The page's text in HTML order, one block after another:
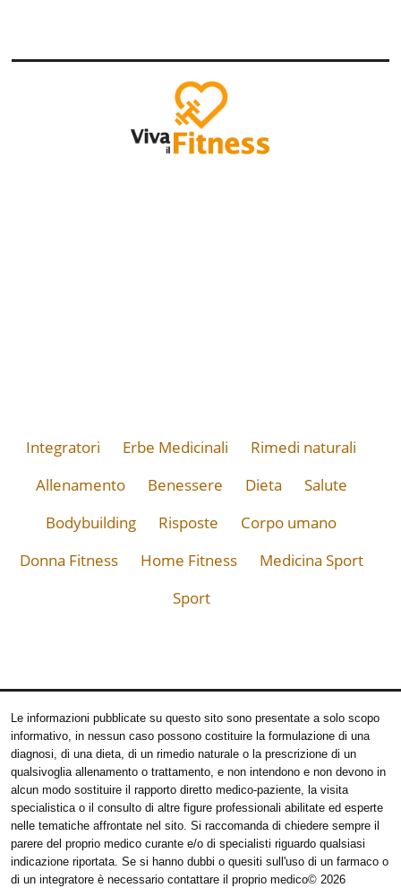
Integratori Erbe Medicinali
Rimedi naturali
Allenamento
Benessere Dieta
Salute
Bodybuilding
Risposte
Corpo umano
Donna Fitness
Home Fitness
Medicina Sport
Sport
Le informazioni pubblicate su questo sito sono presentate a solo scopo
informativo, in nessun caso possono costituire la formulazione di una
diagnosi, di una dieta, di un rimedio naturale o la prescrizione di un
qualsivoglia allenamento o trattamento, e non intendono e non devono in
alcun modo sostituire il rapporto diretto medico-paziente, la visita
specialistica o il consulto di altre figure professionali abilitate ed esperte
nelle tematiche affrontate nel sito. Si raccomanda di chiedere sempre il
parere del proprio medico curante e/o di specialisti riguardo qualsiasi
indicazione riportata. Se si hanno dubbi o quesiti sull'uso di un farmaco o
di un integratore è necessario contattare il proprio medico© 2026